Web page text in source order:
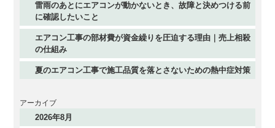
雷雨のあとにエアコンが動かないとき、故障と決めつける前
に確認したいこと
エアコン工事の部材費が資金繰りを圧迫する理由｜売上相殺
の仕組み
夏のエアコン工事で施工品質を落とさないための熱中症対策
アーカイブ
2026年8月